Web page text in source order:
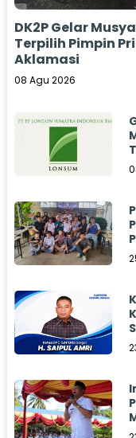
DK2P Gelar
Terpilih Pimpin
Aklamasi
08 Agu 2026